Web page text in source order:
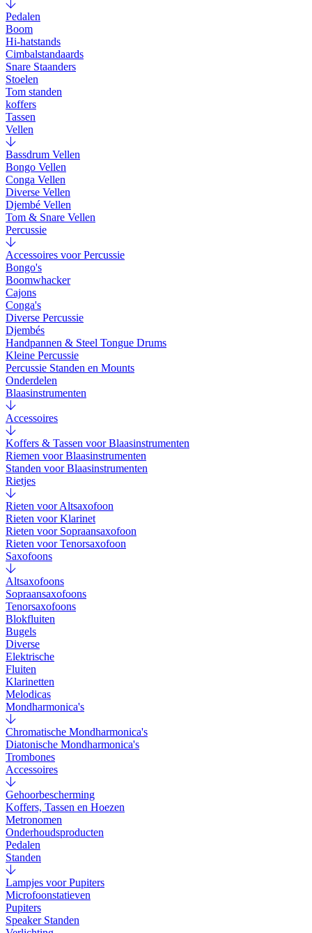
Pedalen
Boom
Hi-hatstands
Cimbalstandaards
Snare Staanders
Stoelen
Tom standen
koffers
Tassen
Vellen
Bassdrum Vellen
Bongo Vellen
Conga Vellen
Diverse Vellen
Djembé Vellen
Tom & Snare Vellen
Percussie
Accessoires voor Percussie
Bongo's
Boomwhacker
Cajons
Conga's
Diverse Percussie
Djembés
Handpannen & Steel Tongue Drums
Kleine Percussie
Percussie Standen en Mounts
Onderdelen
Blaasinstrumenten
Accessoires
Koffers & Tassen voor Blaasinstrumenten
Riemen voor Blaasinstrumenten
Standen voor Blaasinstrumenten
Rietjes
Rieten voor Altsaxofoon
Rieten voor Klarinet
Rieten voor Sopraansaxofoon
Rieten voor Tenorsaxofoon
Saxofoons
Altsaxofoons
Sopraansaxofoons
Tenorsaxofoons
Blokfluiten
Bugels
Diverse
Elektrische
Fluiten
Klarinetten
Melodicas
Mondharmonica's
Chromatische Mondharmonica's
Diatonische Mondharmonica's
Trombones
Accessoires
Gehoorbescherming
Koffers, Tassen en Hoezen
Metronomen
Onderhoudsproducten
Pedalen
Standen
Lampjes voor Pupiters
Microfoonstatieven
Pupiters
Speaker Standen